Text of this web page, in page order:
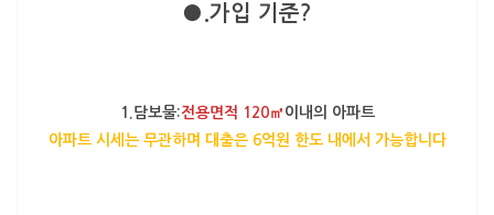
●.가입 기준?
1.담보물:전용면적 120㎡이내의 아파트
아파트 시세는 무관하며 대출은 6억원 한도 내에서 가능합니다